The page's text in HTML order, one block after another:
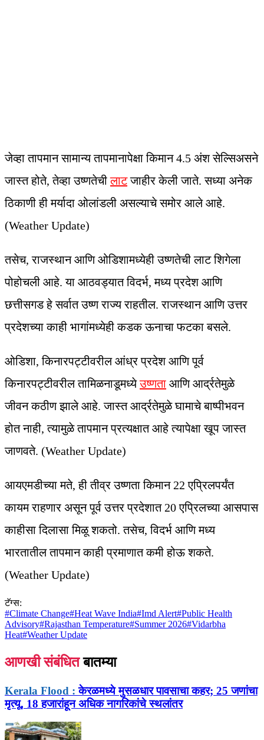
जेव्हा तापमान सामान्य तापमानापेक्षा किमान 4.5 अंश सेल्सिअसने
जास्त होते, तेव्हा उष्णतेचीलाटजाहीर केली जाते. सध्या अनेक
ठिकाणी ही मर्यादा ओलांडली असल्याचे समोर आले आहे.
(Weather Update)
तसेच, राजस्थान आणि ओडिशामध्येही उष्णतेची लाट शिगेला
पोहोचली आहे. या आठवड्यात विदर्भ, मध्य प्रदेश आणि
छत्तीसगड हे सर्वात उष्ण राज्य राहतील. राजस्थान आणि उत्तर
प्रदेशच्या काही भागांमध्येही कडक ऊनाचा फटका बसले.
ओडिशा, किनारपट्टीवरील आंध्र प्रदेश आणि पूर्व
किनारपट्टीवरील तामिळनाडूमध्येउष्णता आणि आर्द्रतेमुळे
जीवन कठीण झाले आहे. जास्त आर्द्रतेमुळे घामाचे बाष्पीभवन
होत नाही, त्यामुळे तापमान प्रत्यक्षात आहे त्यापेक्षा खूप जास्त
जाणवते. (Weather Update)
आयएमडीच्या मते, ही तीव्र उष्णता किमान 22 एप्रिलपर्यंत
कायम राहणार असून पूर्व उत्तर प्रदेशात 20 एप्रिलच्या आसपास
काहीसा दिलासा मिळू शकतो. तसेच, विदर्भ आणि मध्य
भारतातील तापमान काही प्रमाणात कमी होऊ शकते.
(Weather Update)
टॅग्स:
#Climate Change#Heat Wave India#Imd Alert#Public Health
Advisory#Rajasthan Temperature#Summer 2026#Vidarbha
Heat#Weather Update
आणखी संबंधित बातम्या
Kerala Flood : केरळमध्ये मुसळधार पावसाचा कहर; 25 जणांचा
मृत्यू, 18 हजारांहून अधिक नागरिकांचे स्थलांतर